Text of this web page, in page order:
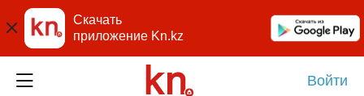
Скачать
приложение Kn.kz
Войти